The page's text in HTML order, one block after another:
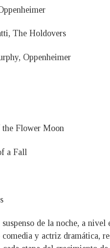
The Holdovers
Oppenheimer
Flower Moon
a Fall
de la noche, a
y actriz dramática,